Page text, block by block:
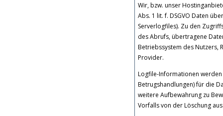
Wir, bzw. unser
Abs. 1 lit. f. DSGVO Daten
Serverlogfiles). Zu den
des Abrufs, übertragene
Betriebssystem des Nutzers,
Provider.
Logfile-Informationen
Betrugshandlungen) für die
weitere Aufbewahrung zu
Vorfalls von der Löschung